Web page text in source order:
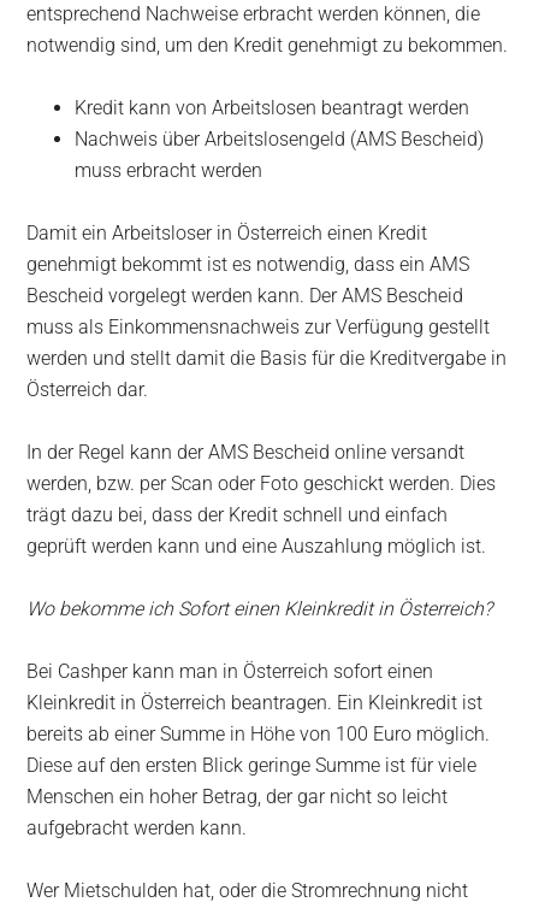
entsprechend Nachweise erbracht werden können, die
notwendig sind, um den Kredit genehmigt zu bekommen.
Kredit kann von Arbeitslosen beantragt werden
Nachweis über Arbeitslosengeld (AMS Bescheid)
muss erbracht werden
Damit ein Arbeitsloser in Österreich einen Kredit
genehmigt bekommt ist es notwendig, dass ein AMS
Bescheid vorgelegt werden kann. Der AMS Bescheid
muss als Einkommensnachweis zur Verfügung gestellt
werden und stellt damit die Basis für die Kreditvergabe in
Österreich dar.
In der Regel kann der AMS Bescheid online versandt
werden, bzw. per Scan oder Foto geschickt werden. Dies
trägt dazu bei, dass der Kredit schnell und einfach
geprüft werden kann und eine Auszahlung möglich ist.
Wo bekomme ich Sofort einen Kleinkredit in Österreich?
Bei Cashper kann man in Österreich sofort einen
Kleinkredit in Österreich beantragen. Ein Kleinkredit ist
bereits ab einer Summe in Höhe von 100 Euro möglich.
Diese auf den ersten Blick geringe Summe ist für viele
Menschen ein hoher Betrag, der gar nicht so leicht
aufgebracht werden kann.
Wer Mietschulden hat, oder die Stromrechnung nicht